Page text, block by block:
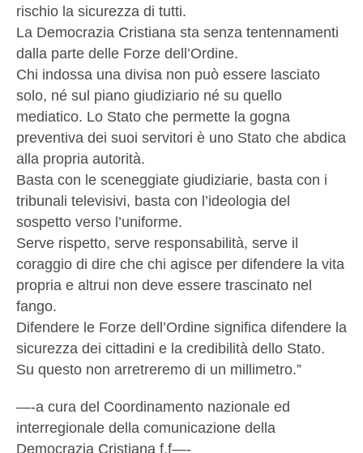
rischio la sicurezza di tutti.
La Democrazia Cristiana sta senza tentennamenti
dalla parte delle Forze dell’Ordine.
Chi indossa una divisa non può essere lasciato
solo, né sul piano giudiziario né su quello
mediatico. Lo Stato che permette la gogna
preventiva dei suoi servitori è uno Stato che abdica
alla propria autorità.
Basta con le sceneggiate giudiziarie, basta con i
tribunali televisivi, basta con l’ideologia del
sospetto verso l’uniforme.
Serve rispetto, serve responsabilità, serve il
coraggio di dire che chi agisce per difendere la vita
propria e altrui non deve essere trascinato nel
fango.
Difendere le Forze dell’Ordine significa difendere la
sicurezza dei cittadini e la credibilità dello Stato.
Su questo non arretreremo di un millimetro.”
—-a cura del Coordinamento nazionale ed
interregionale della comunicazione della
Democrazia Cristiana f.f—-